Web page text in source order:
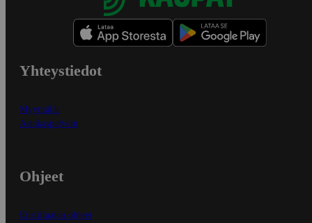
Yhteystiedot
Myymälät
Asiakaspalvelu
Ohjeet
Ensitilaajan ohjeet